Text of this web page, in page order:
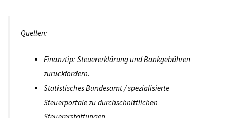
Quellen:
Finanztip: Steuererklärung und Bankgebühren
zurückfordern.
Statistisches Bundesamt / spezialisierte
Steuerportale zu durchschnittlichen